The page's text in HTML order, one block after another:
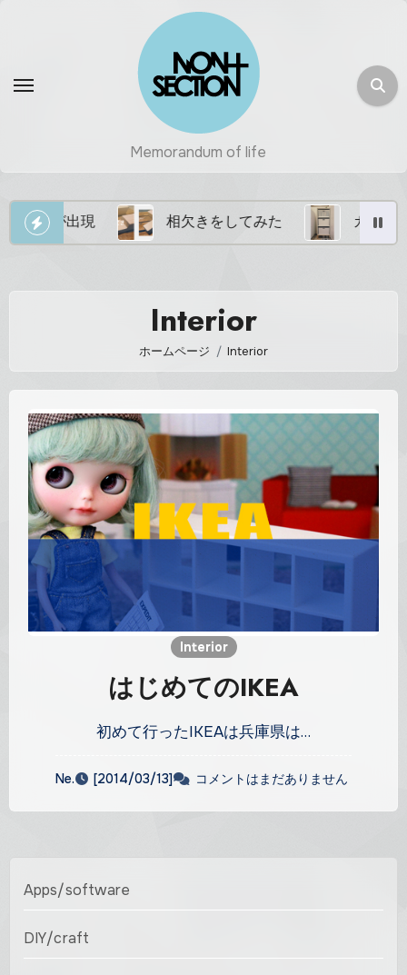
プ
Memorandum of life
出現 相欠きをしてみた カラーボック
Interior
ホームページ Interior
Interior
はじめてのIKEA
初めて行ったIKEAは兵庫県は…
Ne. [2014/03/13] コメントはまだありません
Apps/software
DIY/craft